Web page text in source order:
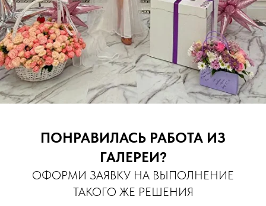
ПОНРАВИЛАСЬ РАБОТА ИЗ
ГАЛЕРЕИ?
ОФОРМИ ЗАЯВКУ НА ВЫПОЛНЕНИЕ
ТАКОГО ЖЕ РЕШЕНИЯ